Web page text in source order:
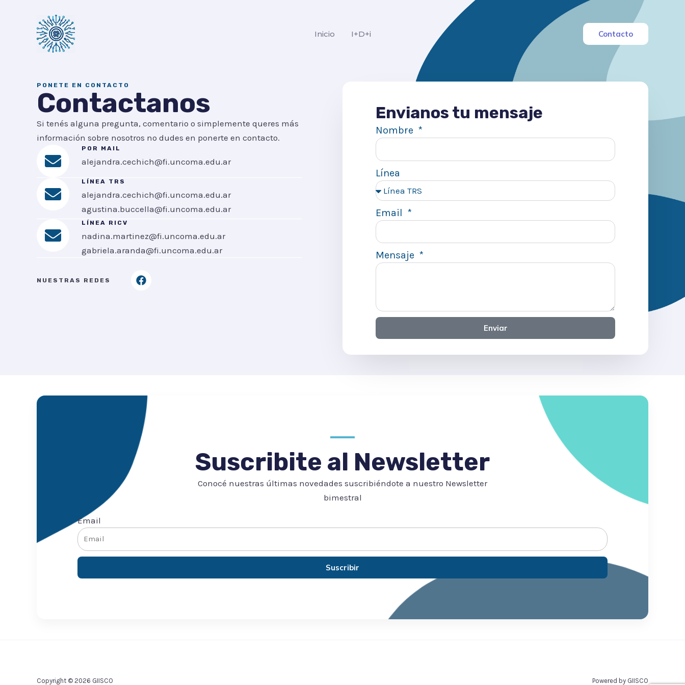
contenido
Inicio I+D+i Contacto
PONETE EN CONTACTO
Contactanos
Si tenés alguna pregunta, comentario o simplemente queres más
información sobre nosotros no dudes en ponerte en contacto.
POR MAIL
alejandra.cechich@fi.uncoma.edu.ar
LÍNEA TRS
alejandra.cechich@fi.uncoma.edu.ar
agustina.buccella@fi.uncoma.edu.ar
LÍNEA RICV
nadina.martinez@fi.uncoma.edu.ar
gabriela.aranda@fi.uncoma.edu.ar
NUESTRAS REDES
F
a
Envianos tu mensaje
Nombre
Línea
Email
Mensaje
Enviar
Suscribite al Newsletter
Conocé nuestras últimas novedades suscribiéndote a nuestro Newsletter
bimestral
Email
Suscribir
Copyright © 2026 GIISCO Powered by GIISCO